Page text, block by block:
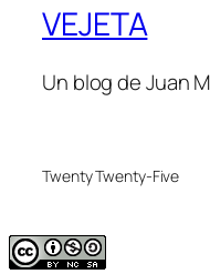
VEJETA
Un blog de Juan
Twenty Twenty-Five